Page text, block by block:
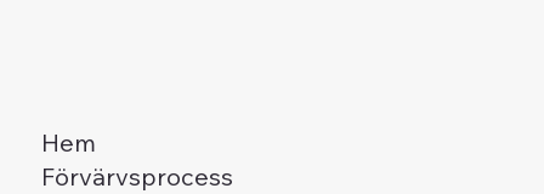
Hem
Förvärvsprocess